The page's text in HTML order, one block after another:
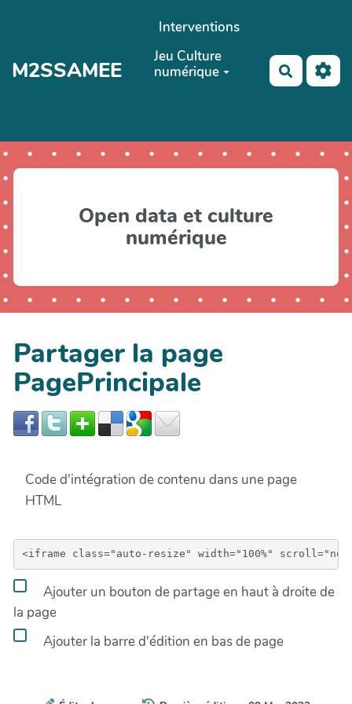
Aller au contenu principal
M2SSAMEE
Interventions
Jeu Culture
numérique
Open data et culture
numérique
Partager la page
PagePrincipale
Code d'intégration de contenu dans une page
HTML
Ajouter un bouton de partage en haut à droite de
la page
Ajouter la barre d'édition en bas de page